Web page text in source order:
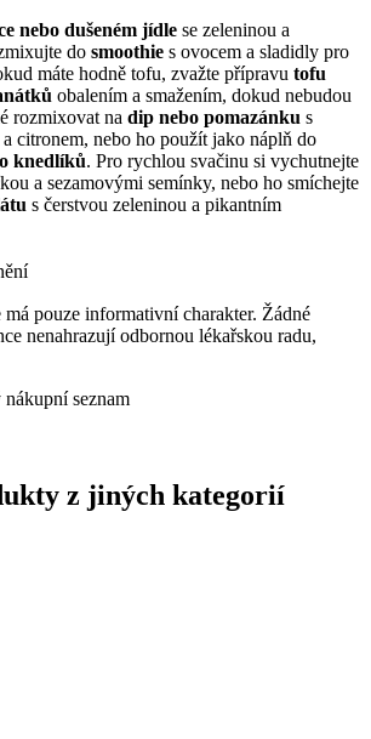
nebo dušeném jídle se zeleninou a
do smoothie s ovocem a sladidly pro
máte hodně tofu, zvažte přípravu tofu
obalením a smažením, dokud nebudou
rozmixovat na dip nebo pomazánku s
citronem, nebo ho použít jako náplň do
knedlíků. Pro rychlou svačinu si vychutnejte
a sezamovými semínky, nebo ho smíchejte
s čerstvou zeleninou a pikantním
má pouze informativní charakter. Žádné
nenahrazují odbornou lékařskou radu,
seznam
z jiných kategorií